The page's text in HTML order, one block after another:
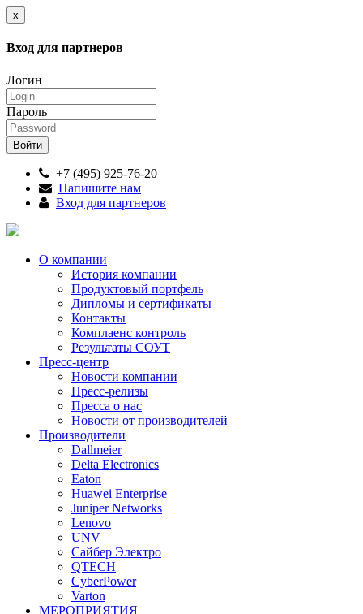
x
Вход для партнеров
Логин
Пароль
+7 (495) 925-76-20
Напишите нам
Вход для партнеров
О компании
История компании
Продуктовый портфель
Дипломы и сертификаты
Контакты
Комплаенс контроль
Результаты СОУТ
Пресс-центр
Новости компании
Пресс-релизы
Пресса о нас
Новости от производителей
Производители
Dallmeier
Delta Electronics
Eaton
Huawei Enterprise
Juniper Networks
Lenovo
UNV
Сайбер Электро
QTECH
CyberPower
Varton
МЕРОПРИЯТИЯ